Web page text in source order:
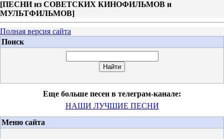
[ПЕСНИ из СОВЕТСКИХ КИНОФИЛЬМОВ и
МУЛЬТФИЛЬМОВ]
Полная версия сайта
Поиск
Еще больше песен в телеграм-канале:
НАШИ ЛУЧШИЕ ПЕСНИ
Меню сайта